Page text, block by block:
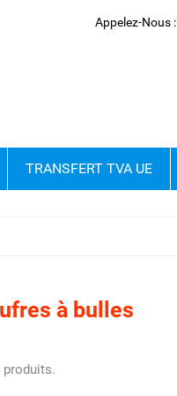
Appelez-Nous :
TRANSFERT TVA UE
à bulles
produits.